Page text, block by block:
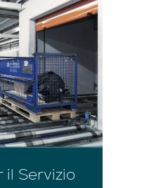
il Servizio